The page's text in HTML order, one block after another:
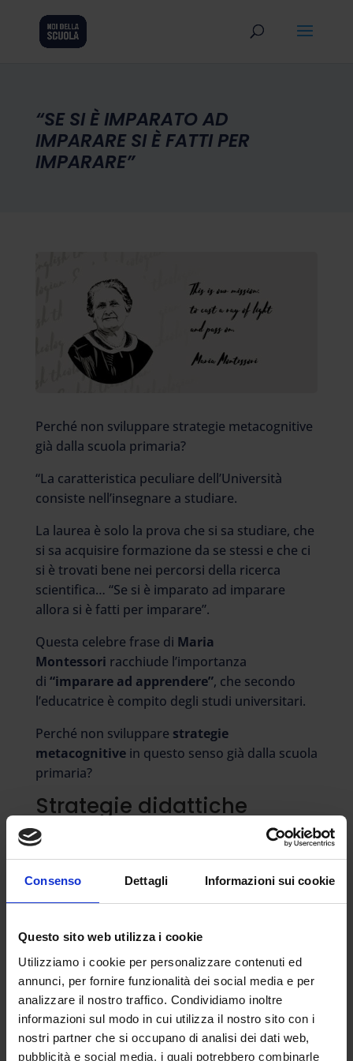
Consenso Dettagli Informazioni sui cookie
Questo sito web utilizza i cookie
Utilizziamo i cookie per personalizzare contenuti ed
annunci, per fornire funzionalità dei social media e per
analizzare il nostro traffico. Condividiamo inoltre
informazioni sul modo in cui utilizza il nostro sito con i
nostri partner che si occupano di analisi dei dati web,
pubblicità e social media, i quali potrebbero combinarle
“SE SI È IMPARATO AD
IMPARARE SI È FATTI PER
IMPARARE”
Perché non sviluppare strategie metacognitive
già dalla scuola primaria?
“La caratteristica peculiare dell’Università
consiste nell’insegnare a studiare.
La laurea è solo la prova che si sa studiare, che
si sa acquisire formazione da se stessi e che ci
si è trovati bene nei percorsi della ricerca
scientifica… “Se si è imparato ad imparare
allora si è fatti per imparare”.
Questa celebre frase di Maria
Montessori racchiude l’importanza
di “imparare ad apprendere”, che secondo
l’educatrice è compito degli studi universitari.
Perché non sviluppare strategie
metacognitivein questo senso già dalla scuola
primaria?
Strategie didattiche
metacognitive per
migliorare la
comprensione del testo e il
metodo di studio
cognitivi e metacognitivifondamentali, come
la
comprensione del testoe la capacità di
utilizzarestrategie efficaci per
l’apprendimento dei contenuti di studio
L’insegnante si trova quindi nella doppia
necessità di 1) predisporre una didattica che